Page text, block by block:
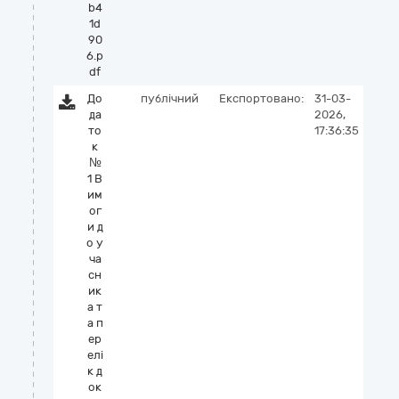
b4
1d
90
6.p
df
До
да
то
к
№
1 В
им
ог
и д
о у
ча
сн
ик
а т
а п
ер
елі
к д
ок
публічний Експортовано:
31-03-
2026,
17:36:35